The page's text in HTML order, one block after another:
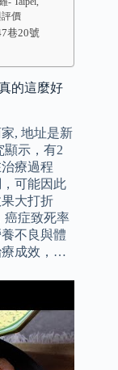
評價
巷20號
的這麼好
, 地址是新
顯示，有2
療過程
可能因此
大打折
癌症致死率
不良與體
療成效，…